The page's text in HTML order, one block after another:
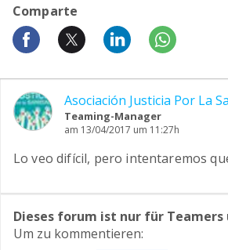
Comparte
Asociación Justicia Por La
Teaming-Manager
am 13/04/2017 um 11:27h
Lo veo difícil, pero intentaremos
Dieses forum ist nur für
Um zu kommentieren: